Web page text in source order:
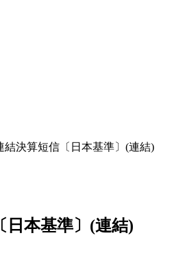
結決算短信〔日本基準〕(連結)
日本基準〕(連結)